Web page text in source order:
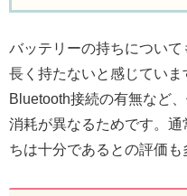
バッテリーの持ちについ
長く持たないと感じてい
Bluetooth接続の有無など
消耗が異なるためです。
ちは十分であるとの評価も